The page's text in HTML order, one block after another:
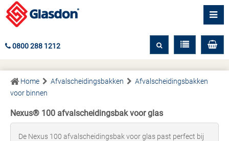
0800 288 1212
Home Afvalscheidingsbakken
Afvalscheidingsbakken
voor binnen
Nexus® 100 afvalscheidingsbak voor glas
De Nexus 100 afvalscheidingsbak voor glas past perfect bij